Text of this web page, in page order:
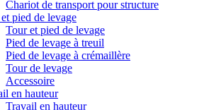
Chariot de transport pour structure
pied de levage
Tour et pied de levage
Pied de levage à treuil
Pied de levage à crémaillère
Tour de levage
Accessoire
en hauteur
Travail en hauteur